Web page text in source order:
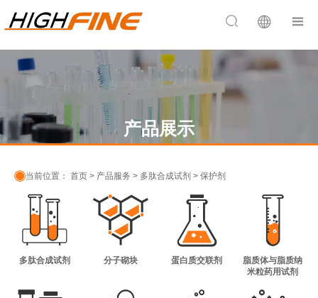
 
产品展示
当前位置： 首页 > 产品服务 > 多肽合成试剂 > 保护剂
多肽合成试剂 分子砌块 蛋白质交联剂
脂质体与脂质纳
米粒药用试剂